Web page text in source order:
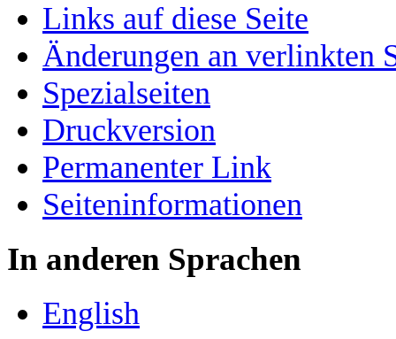
Links auf diese Seite
Änderungen an verlinkten
Spezialseiten
Druckversion
Permanenter Link
Seiten­­informationen
In anderen Sprachen
English